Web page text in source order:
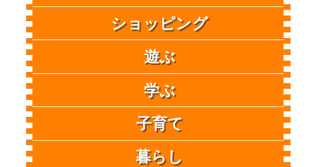
ショッピング
遊ぶ
学ぶ
子育て
暮らし